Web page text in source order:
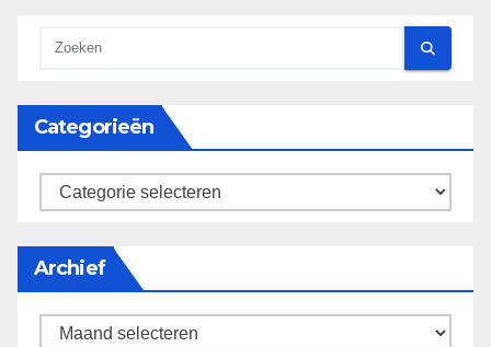
Categorieën
categorieën
Archief
Archief